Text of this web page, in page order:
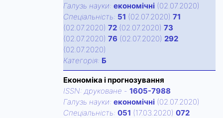
Галузь науки: економічні (02.07.2020)
Спецiальнiсть: 51 (02.07.2020) 71
(02.07.2020) 72 (02.07.2020) 73
(02.07.2020) 76 (02.07.2020) 292
(02.07.2020)
Категорiя: Б
Економіка і прогнозування
ISSN: друковане - 1605-7988
Галузь науки: економічні (02.07.2020)
Спецiальнiсть: 051 (17.03.2020) 072